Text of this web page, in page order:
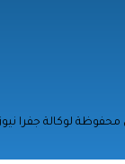
لوكالة جفرا نيوز